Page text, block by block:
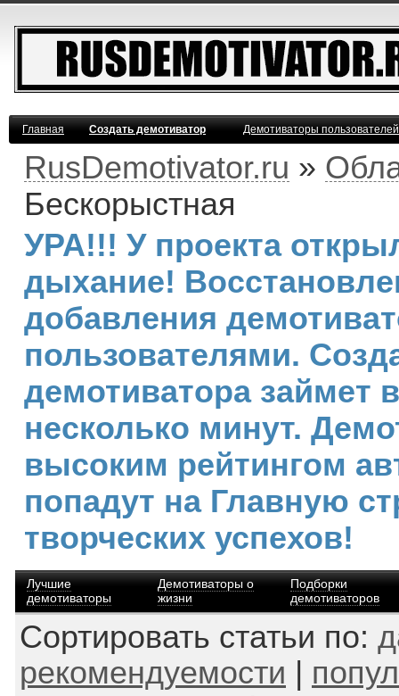
Главная Создать демотиватор Демотиваторы
RusDemotivator.ru »
Бескорыстная
УРА!!! У проекта
дыхание!
добавления
пользователями.
демотиватора займет
несколько минут.
высоким рейтингом
попадут на Главную
творческих успехов!
Лучшие
демотиваторы
Демотиваторы о
жизни
Подборки
демотиваторов
Сортировать статьи по:
рекомендуемости